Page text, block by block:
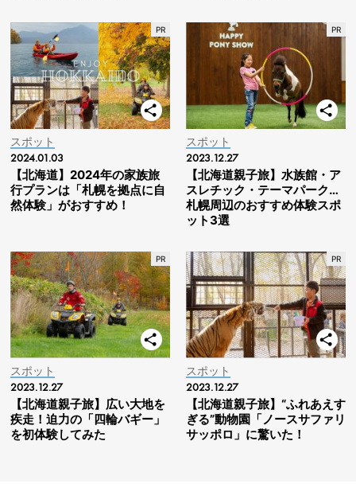
スポット
2024.01.03
【北海道】2024年の家族旅
行プランは「札幌を拠点に自
然体験」がおすすめ！
スポット
2023.12.27
【北海道親子旅】水族館・ア
スレチック・テーマパーク…
札幌周辺のおすすめ体験スポ
ット3選
スポット
2023.12.27
【北海道親子旅】広い大地を
疾走！迫力の「四輪バギー」
を初体験してみた
スポット
2023.12.27
【北海道親子旅】“ふれあえす
ぎる”動物園「ノースサファリ
サッポロ」に驚いた！